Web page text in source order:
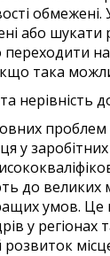
обмежені.
або шукати
переходити
така
нерівність
проблем
у
до великих
умов. Це
у регіонах